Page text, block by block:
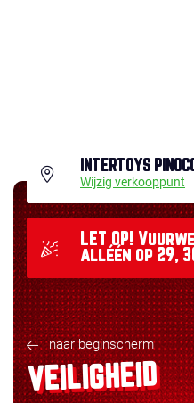
INTERTOYS
Wijzig verkooppunt
LET OP!
alléén op 29,
naar beginscherm
VEILIGHEID